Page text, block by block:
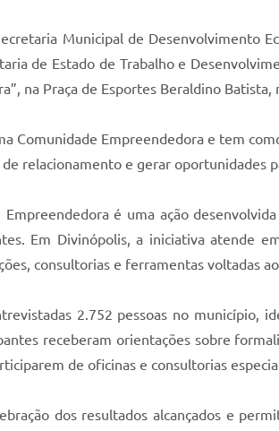
Municipal de Desenvolvimento
de Estado de Trabalho e
na Praça de Esportes Beraldino Batista,
Comunidade Empreendedora e tem
relacionamento e gerar oportunidades
é uma ação
Em Divinópolis, a iniciativa atende
consultorias e ferramentas voltadas
2.752 pessoas no município,
receberam orientações sobre
de oficinas e consultorias
dos resultados alcançados e